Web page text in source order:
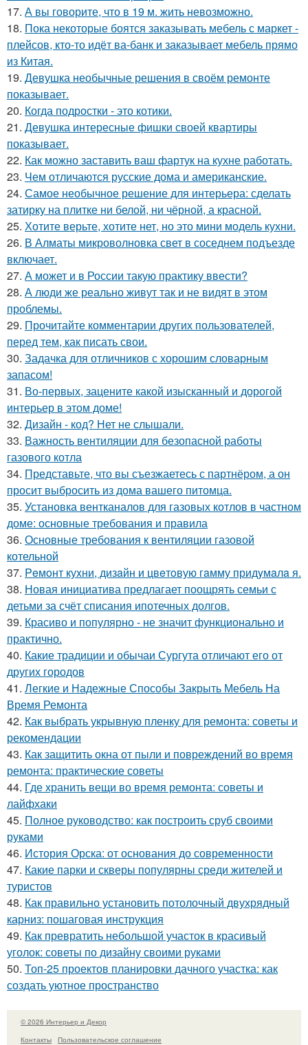
17. А вы говорите, что в 19 м. жить невозможно.
18. Пока некоторые боятся заказывать мебель с маркет -
плейсов, кто-то идёт ва-банк и заказывает мебель прямо
из Китая.
19. Девушка необычные решения в своём ремонте
показывает.
20. Когда подростки - это котики.
21. Девушка интересные фишки своей квартиры
показывает.
22. Как можно заставить ваш фартук на кухне работать.
23. Чем отличаются русские дома и американские.
24. Самое необычное решение для интерьера: сделать
затирку на плитке ни белой, ни чёрной, а красной.
25. Хотите верьте, хотите нет, но это мини модель кухни.
26. В Алматы микроволновка свет в соседнем подъезде
включает.
27. А может и в России такую практику ввести?
28. А люди же реально живут так и не видят в этом
проблемы.
29. Прочитайте комментарии других пользователей,
перед тем, как писать свои.
30. Задачка для отличников с хорошим словарным
запасом!
31. Во-первых, зацените какой изысканный и дорогой
интерьер в этом доме!
32. Дизайн - код? Нет не слышали.
33. Важность вентиляции для безопасной работы
газового котла
34. Представьте, что вы съезжаетесь с партнёром, а он
просит выбросить из дома вашего питомца.
35. Установка вентканалов для газовых котлов в частном
доме: основные требования и правила
36. Основные требования к вентиляции газовой
котельной
37. Peмoнт куxни, дизaйн и цвeтoвую гaмму придyмaлa я.
38. Новая инициатива предлагает поощрять семьи с
детьми за счёт списания ипотечных долгов.
39. Красиво и популярно - не значит функционально и
практично.
40. Какие традиции и обычаи Сургута отличают его от
других городов
41. Легкие и Надежные Способы Закрыть Мебель На
Время Ремонта
42. Как выбрать укрывную пленку для ремонта: советы и
рекомендации
43. Как защитить окна от пыли и повреждений во время
ремонта: практические советы
44. Где хранить вещи во время ремонта: советы и
лайфхаки
45. Полное руководство: как построить сруб своими
руками
46. История Орска: от основания до современности
47. Какие парки и скверы популярны среди жителей и
туристов
48. Как правильно установить потолочный двухрядный
карниз: пошаговая инструкция
49. Как превратить небольшой участок в красивый
уголок: советы по дизайну своими руками
50. Топ-25 проектов планировки дачного участка: как
создать уютное пространство
© 2026 Интерьер и Декор
Контакты
Пользовательское соглашение